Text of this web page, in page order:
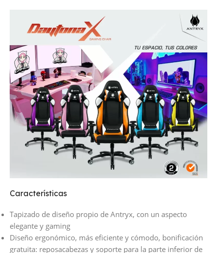
Características
Tapizado de diseño propio de Antryx, con un aspecto
elegante y gaming
Diseño ergonómico, más eficiente y cómodo, bonificación
gratuita: reposacabezas y soporte para la parte inferior de